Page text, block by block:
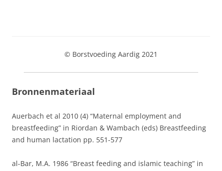
© Borstvoeding Aardig 2021
Bronnenmateriaal
Auerbach et al 2010 (4) “Maternal employment and
breastfeeding” in Riordan & Wambach (eds) Breastfeeding
and human lactation pp. 551-577
al-Bar, M.A. 1986 “Breast feeding and islamic teaching” in